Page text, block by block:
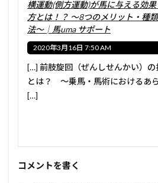
横運動(側方運動)が馬に与える効
方とは！？ ～8つのメリット・種
法～│馬uma サポート
2020年3月16日 7:50 AM
[…] 前肢旋回（ぜんしせんかい）
とは？ ～乗馬・馬術におけるあ
[…]
コメントを書く